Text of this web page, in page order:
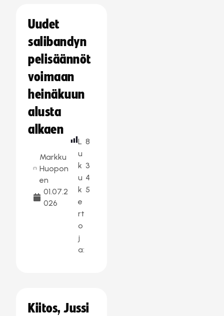
Uudet
salibandyn
pelisäännöt
voimaan
heinäkuun
alusta
alkaen
Markku
Huopon
en
01.07.2
026
L
u
k
u
k
e
rt
o
j
a:
8
3
4
5
Kiitos, Jussi